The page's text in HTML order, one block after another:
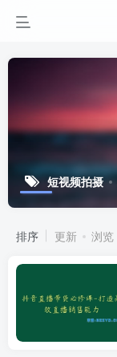
短视频拍摄
排序 更新 浏览